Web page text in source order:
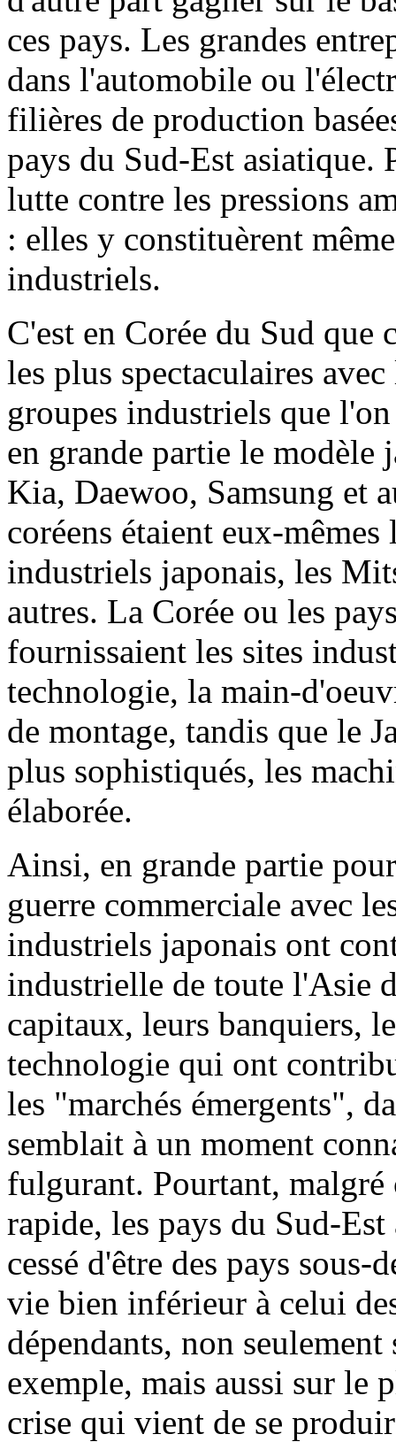
ces pays. Les grandes
dans l'automobile ou
filières de production
pays du Sud-Est asiatique.
lutte contre les pressions
: elles y constituèrent
industriels.
C'est en Corée du Sud que
les plus spectaculaires
groupes industriels que
en grande partie le modèle
Kia, Daewoo, Samsung et
coréens étaient eux-
industriels japonais, les
autres. La Corée ou les
fournissaient les sites
technologie, la main-
de montage, tandis que le
plus sophistiqués, les
élaborée.
Ainsi, en grande partie
guerre commerciale avec
industriels japonais ont
industrielle de toute l'Asie
capitaux, leurs banquiers,
technologie qui ont
les "marchés émergents",
semblait à un moment
fulgurant. Pourtant,
rapide, les pays du Sud-
cessé d'être des pays
vie bien inférieur à celui
dépendants, non
exemple, mais aussi sur le
crise qui vient de se